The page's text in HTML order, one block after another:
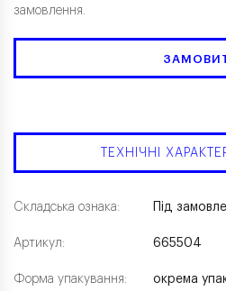
замовлення.
ТЕХНІЧНІ
Складська ознака:
Артикул:
Форма упакування:
Під
665504
окрема